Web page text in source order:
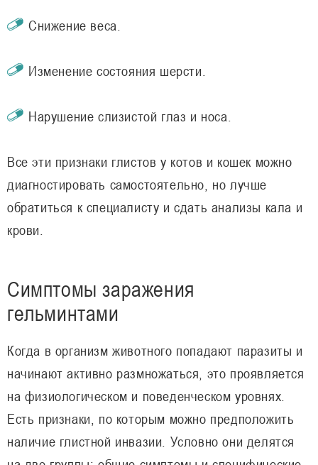
Снижение веса.
Изменение состояния шерсти.
Нарушение слизистой глаз и носа.
Все эти признаки глистов у котов и кошек можно
диагностировать самостоятельно, но лучше
обратиться к специалисту и сдать анализы кала и
крови.
Симптомы заражения
гельминтами
Когда в организм животного попадают паразиты и
начинают активно размножаться, это проявляется
на физиологическом и поведенческом уровнях.
Есть признаки, по которым можно предположить
наличие глистной инвазии. Условно они делятся